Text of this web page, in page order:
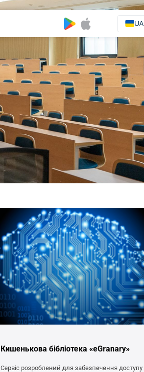
UA
EN
Кишенькова бібліотека «eGranary»
Сервіс розроблений для забезпечення доступу